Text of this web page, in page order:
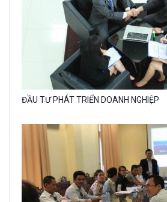
Gallery
with
caption:
ĐẦU TƯ PHÁT TRIỂN DOANH NGHIỆP